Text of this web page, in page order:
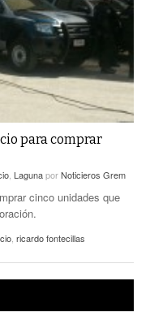
para comprar
, LagunaporNoticieros Grem
cinco unidades que
, ricardo fontecillas